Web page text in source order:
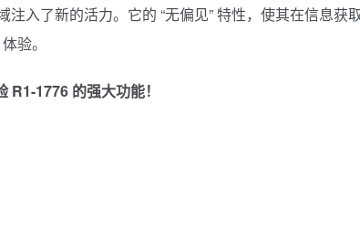
入了新的活力。它的 “无偏见” 特性，使其在信息获
验。
R1-1776 的强大功能！